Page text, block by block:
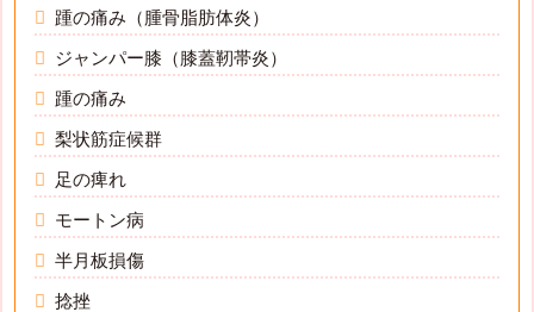
踵の痛み（腫骨脂肪体炎）
ジャンパー膝（膝蓋靭帯炎）
踵の痛み
梨状筋症候群
足の痺れ
モートン病
半月板損傷
捻挫